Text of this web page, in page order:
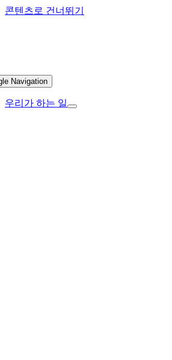
콘텐츠로 건너뛰기
Navigation
우리가 하는 일